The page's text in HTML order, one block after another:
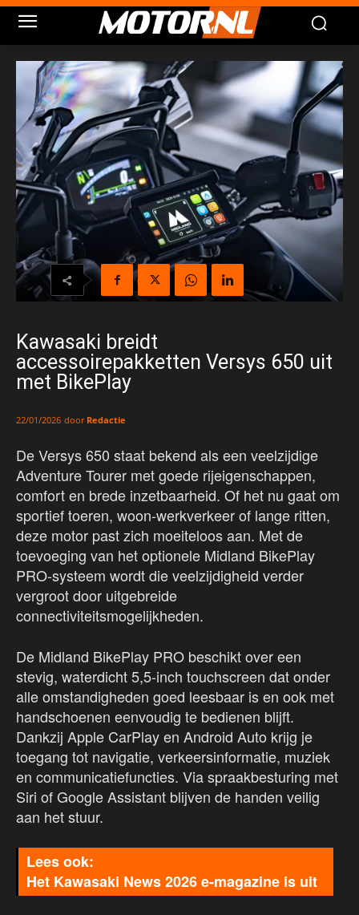
Kawasaki breidt
accessoirepakketten Versys 650 uit
met BikePlay
22/01/2026 door Redactie
De Versys 650 staat bekend als een veelzijdige
Adventure Tourer met goede rijeigenschappen,
comfort en brede inzetbaarheid. Of het nu gaat om
sportief toeren, woon-werkverkeer of lange ritten,
deze motor past zich moeiteloos aan. Met de
toevoeging van het optionele Midland BikePlay
PRO-systeem wordt die veelzijdigheid verder
vergroot door uitgebreide
connectiviteitsmogelijkheden.
De Midland BikePlay PRO beschikt over een
stevig, waterdicht 5,5-inch touchscreen dat onder
alle omstandigheden goed leesbaar is en ook met
handschoenen eenvoudig te bedienen blijft.
Dankzij Apple CarPlay en Android Auto krijg je
toegang tot navigatie, verkeersinformatie, muziek
en communicatiefuncties. Via spraakbesturing met
Siri of Google Assistant blijven de handen veilig
aan het stuur.
Het Kawasaki News 2026 e-magazine is uit